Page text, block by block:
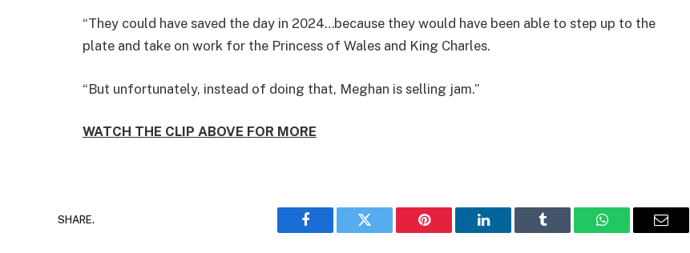
“They could have saved the day in 2024…because they would have been able to step up to the
plate and take on work for the Princess of Wales and King Charles.
“But unfortunately, instead of doing that, Meghan is selling jam.”
WATCH THE CLIP ABOVE FOR MORE
SHARE.
Facebook Twitter Pinterest LinkedIn Tumblr WhatsAppEmail